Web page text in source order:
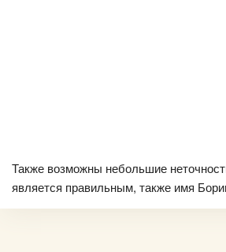
Также возможны небольшие
является правильным, также имя